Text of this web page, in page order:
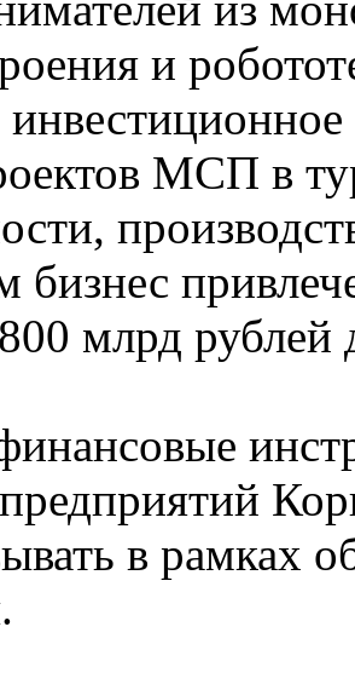
и
МСП в
бизнес
млрд рублей
в рамках